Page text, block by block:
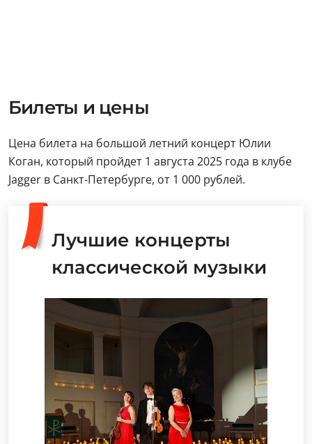
Билеты и цены
Цена билета на большой летний концерт Юлии
Коган, который пройдет 1 августа 2025 года в клубе
Jagger в Санкт-Петербурге, от 1 000 рублей.
Лучшие концерты
классической музыки